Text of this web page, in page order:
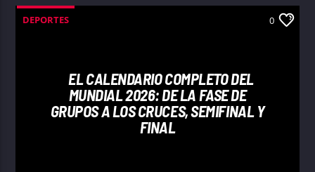
DEPORTES 0
EL CALENDARIO COMPLETO DEL
MUNDIAL 2026: DE LA FASE DE
GRUPOS A LOS CRUCES, SEMIFINAL Y
FINAL